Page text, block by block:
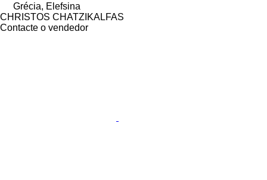
Grécia, Elefsina
CHRISTOS CHATZIKALFAS
Contacte o vendedor